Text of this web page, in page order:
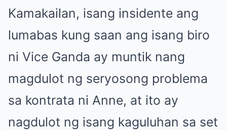
Kamakailan, isang insidente ang
lumabas kung saan ang isang biro
ni Vice Ganda ay muntik nang
magdulot ng seryosong problema
sa kontrata ni Anne, at ito ay
nagdulot ng isang kaguluhan sa set